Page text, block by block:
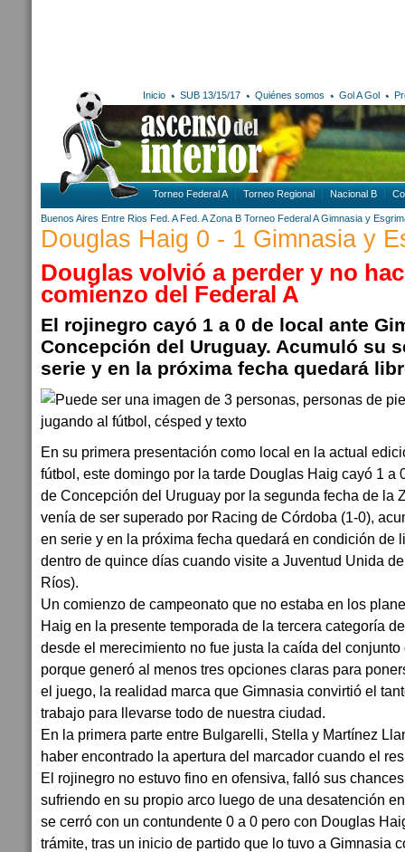
Inicio SUB 13/15/17 Quiénes somos Gol A Gol
Torneo Federal A Torneo Regional Nacional B
Buenos Aires Entre Rios Fed. A Fed. A Zona B Torneo Federal A Gimnasia y
Douglas Haig 0 - 1 Gimnasia y
Douglas volvió a perder y no
comienzo del Federal A
El rojinegro cayó 1 a 0 de local ante
Concepción del Uruguay. Acumuló su
serie y en la próxima fecha quedará
En su primera presentación como local en la actual
fútbol, este domingo por la tarde Douglas Haig cayó 1 a
de Concepción del Uruguay por la segunda fecha de la
venía de ser superado por Racing de Córdoba (1-0),
en serie y en la próxima fecha quedará en condición de
dentro de quince días cuando visite a Juventud Unida
Ríos).
Un comienzo de campeonato que no estaba en los
Haig en la presente temporada de la tercera categoría
desde el merecimiento no fue justa la caída del
porque generó al menos tres opciones claras para
el juego, la realidad marca que Gimnasia convirtió el
trabajo para llevarse todo de nuestra ciudad.
En la primera parte entre Bulgarelli, Stella y Martínez
haber encontrado la apertura del marcador cuando el
El rojinegro no estuvo fino en ofensiva, falló sus
sufriendo en su propio arco luego de una desatención
se cerró con un contundente 0 a 0 pero con Douglas
trámite, tras un inicio de partido que lo tuvo a Gimnasia